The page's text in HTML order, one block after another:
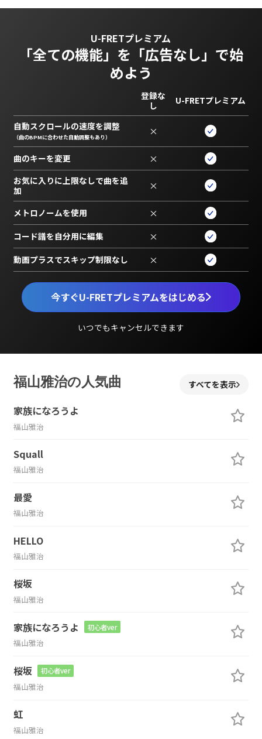
U-FRETプレミアム
「全ての機能」を 「広告なし」で始
めよう
今すぐU-FRETプレミアムをはじめる
いつでもキャンセルできます
登録な
し
U-FRETプレミアム
自動スクロールの速度を調整
（曲のBPMに合わせた自動調整もあり） ×
曲のキーを変更 ×
お気に入りに上限なしで曲を追
加
×
メトロノームを使用 ×
コード譜を自分用に編集 ×
動画プラスでスキップ制限なし ×
福山雅治の人気曲 すべてを表示
家族になろうよ
福山雅治
Squall
福山雅治
最愛
福山雅治
HELLO
福山雅治
桜坂
福山雅治
家族になろうよ 初心者ver
福山雅治
桜坂 初心者ver
福山雅治
虹
福山雅治